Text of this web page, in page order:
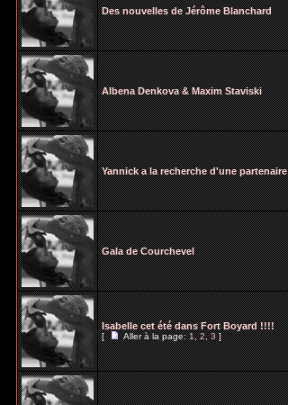
Des nouvelles de Jérôme Blanchard
Albena Denkova & Maxim Staviski
Yannick a la recherche d'une partenaire
Gala de Courchevel
Isabelle cet été dans Fort Boyard !!!!
[ Aller à la page:1,2,3]